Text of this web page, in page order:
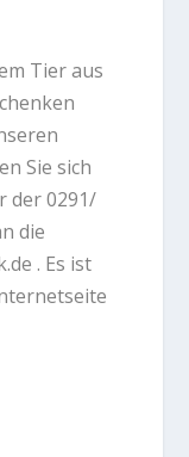
Tier aus
Sie sich
der 0291/
die
. Es ist